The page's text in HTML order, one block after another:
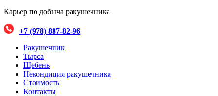
Карьер по добыча ракушечника
+7 (978) 887-82-96
Ракушечник
Тырса
Щебень
Некондиция ракушечника
Стоимость
Контакты